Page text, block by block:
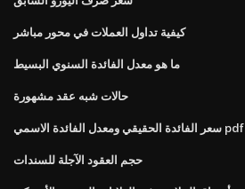
كيفية تداول العملات في محور مباشر
ما هو معدل الفائدة السنوي البسيط
حالات شبه عقد مشهورة
سعر الفائدة الحقيقي ومعدل الفائدة الاسمي pdf
حجم العقود الآجلة للسندات